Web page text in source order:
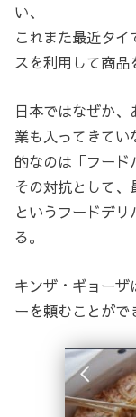
い、
これまた最近タ
スを利用して商品
日本ではなぜか
業も入ってきて
的なのは「フード
その対抗として
というフードデ
る。
キンザ・ギョー
ーを頼むことがで